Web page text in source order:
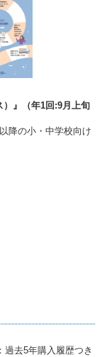
）』（年1回:9月上旬
降の小・中学校向け
過去5年購入履歴つき